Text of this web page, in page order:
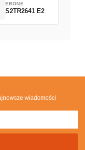
ERONE
S2TR2641 E2
wiadomości